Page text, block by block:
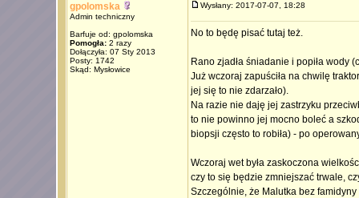
gpolomska
Admin techniczny
Barfuje od: gpolomska
Pomogła:2 razy
Dołączyła: 07 Sty 2013
Posty: 1742
Skąd: Mysłowice
Wysłany: 2017-07-07, 18:28
No to będę pisać tutaj też.
Rano zjadła śniadanie i popiła wody
Już wczoraj zapuściła na chwilę
jej się to nie zdarzało).
Na razie nie daję jej zastrzyku
to nie powinno jej mocno boleć a
biopsji często to robiła) - po
Wczoraj wet była zaskoczona
czy to się będzie zmniejszać trwale,
Szczególnie, że Malutka bez